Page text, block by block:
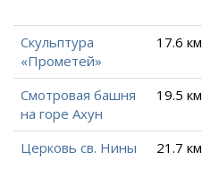
Скульптура
«Прометей»
17.6 км
Смотровая башня
на горе Ахун
19.5 км
Церковь св. Нины 21.7 км